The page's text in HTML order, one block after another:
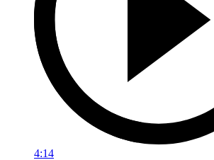
4:14